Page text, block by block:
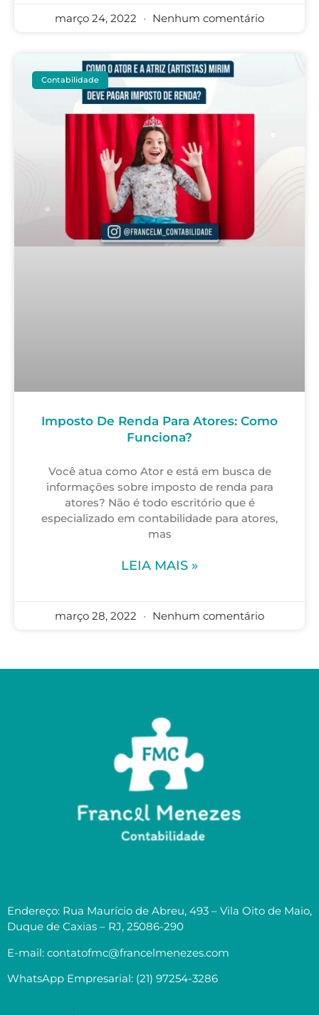
março 24, 2022 Nenhum comentário
Contabilidade
Imposto De Renda Para Atores: Como
Funciona?
Você atua como Ator e está em busca de
informações sobre imposto de renda para
atores? Não é todo escritório que é
especializado em contabilidade para atores,
mas
LEIA MAIS »
março 28, 2022 Nenhum comentário
Endereço: Rua Maurício de Abreu, 493 – Vila Oito de Maio,
Duque de Caxias – RJ, 25086-290
E-mail: contatofmc@francelmenezes.com
WhatsApp Empresarial: (21) 97254-3286